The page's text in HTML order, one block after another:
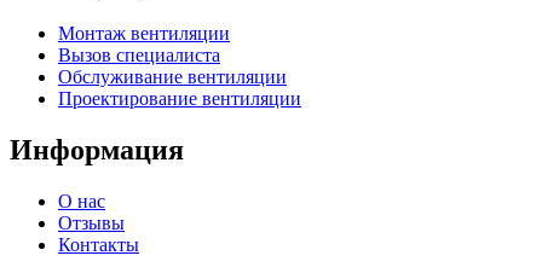
Монтаж вентиляции
Вызов специалиста
Обслуживание вентиляции
Проектирование вентиляции
Информация
О нас
Отзывы
Контакты